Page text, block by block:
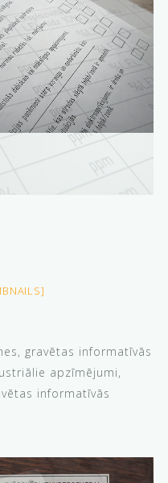
gravētas informatīvās
apzīmējumi,
informatīvās